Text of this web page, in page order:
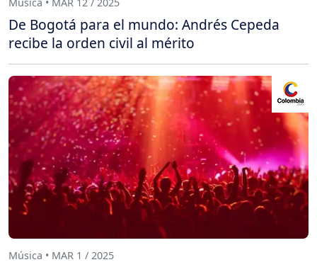
De Bogotá para el mundo: Andrés Cepeda
recibe la orden civil al mérito
Música • MAR 1 / 2025